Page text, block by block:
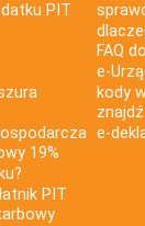
PIT
19%
PIT
FAQ
e-
kody
e-